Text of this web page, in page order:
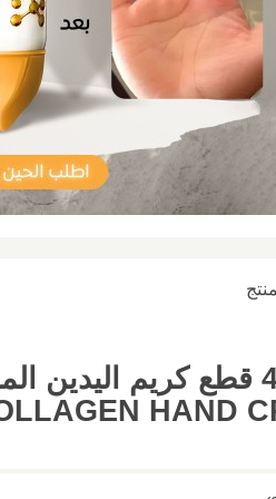
HAND